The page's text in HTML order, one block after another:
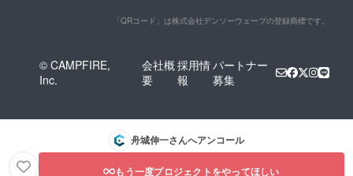
「QRコード」は株式会社デンソーウェーブの登録商標です。
© CAMPFIRE,
Inc.
会社概
要
採用情
報
パートナー
募集
舟城伸一さんへアンコール
もう一度プロジェクトをやってほしい